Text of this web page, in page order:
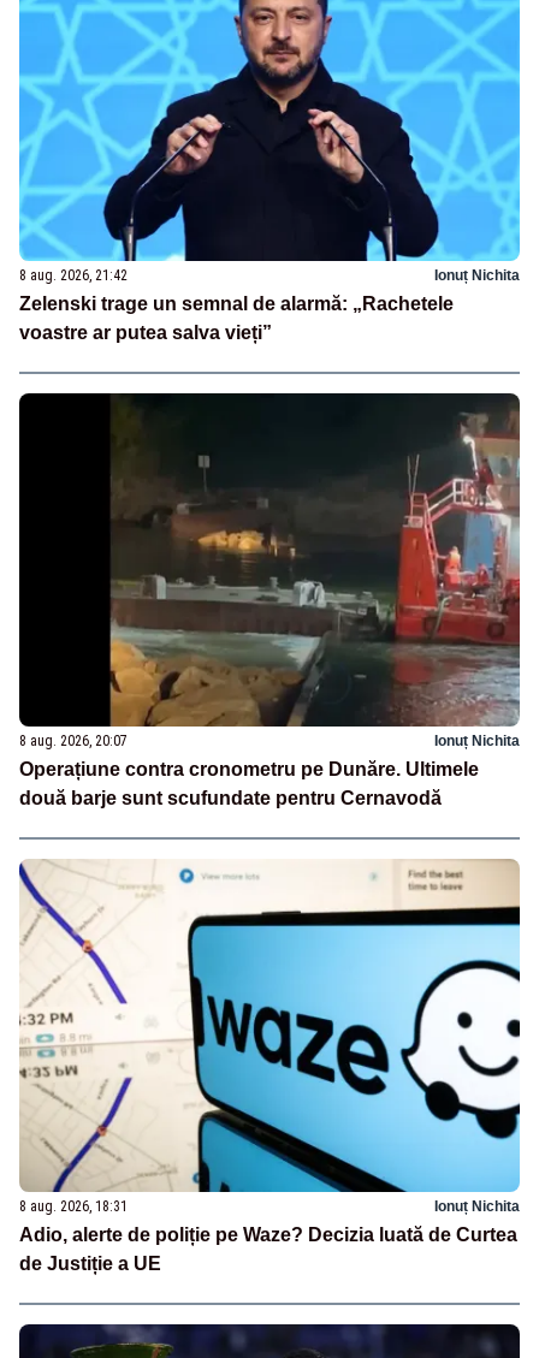
8 aug. 2026, 21:42 Ionuț Nichita
Zelenski trage un semnal de alarmă: „Rachetele
voastre ar putea salva vieți”
8 aug. 2026, 20:07 Ionuț Nichita
Operațiune contra cronometru pe Dunăre. Ultimele
două barje sunt scufundate pentru Cernavodă
8 aug. 2026, 18:31 Ionuț Nichita
Adio, alerte de poliție pe Waze? Decizia luată de Curtea
de Justiție a UE